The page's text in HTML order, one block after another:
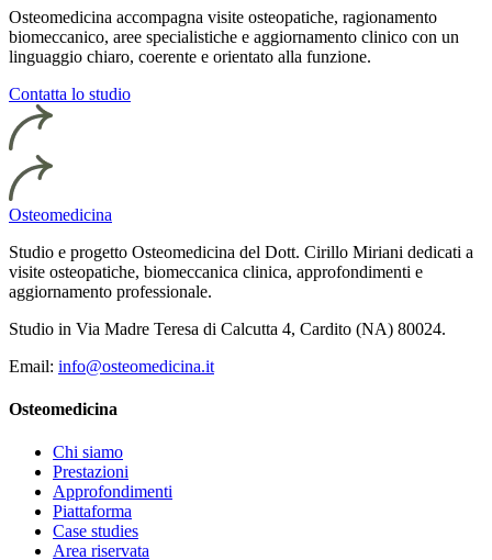
Osteomedicina accompagna visite osteopatiche, ragionamento
biomeccanico, aree specialistiche e aggiornamento clinico con un
linguaggio chiaro, coerente e orientato alla funzione.
Contatta lo studio
Osteomedicina
Studio e progetto Osteomedicina del Dott. Cirillo Miriani dedicati a
visite osteopatiche, biomeccanica clinica, approfondimenti e
aggiornamento professionale.
Studio in Via Madre Teresa di Calcutta 4, Cardito (NA) 80024.
Email: info@osteomedicina.it
Osteomedicina
Chi siamo
Prestazioni
Approfondimenti
Piattaforma
Case studies
Area riservata